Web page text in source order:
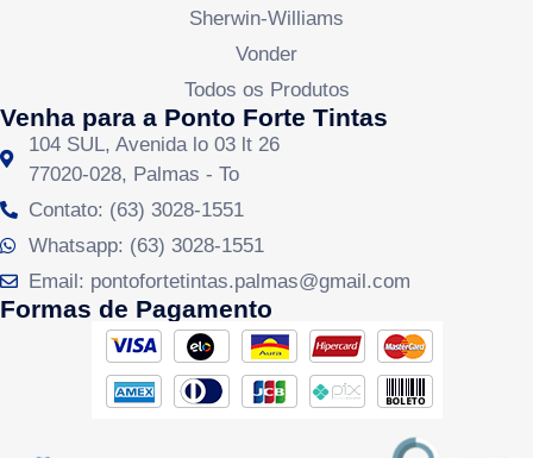
Sherwin-Williams
Vonder
Todos os Produtos
Venha para a Ponto Forte Tintas
104 SUL, Avenida lo 03 lt 26
77020-028, Palmas - To
Contato: (63) 3028-1551
Whatsapp: (63) 3028-1551
Email: pontofortetintas.palmas@gmail.com
Formas de Pagamento